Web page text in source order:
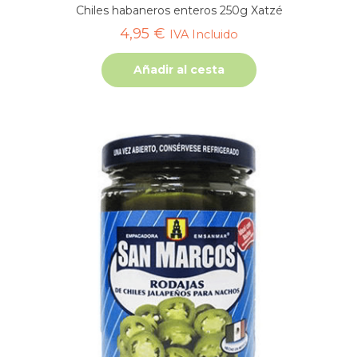
Chiles habaneros enteros 250g Xatzé
4,95 € IVA Incluido
Añadir al cesta